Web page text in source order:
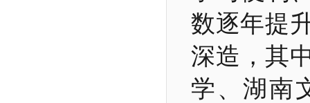
数逐年提
深造，其
学、湖南